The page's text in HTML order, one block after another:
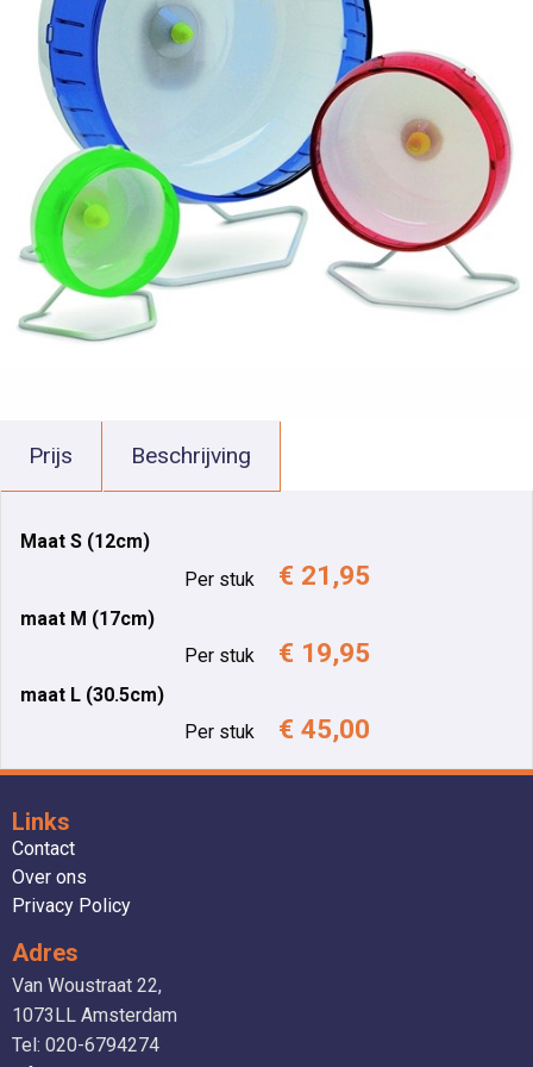
Prijs Beschrijving
Maat S (12cm)
Per stuk
€ 21,95
maat M (17cm)
Per stuk
€ 19,95
maat L (30.5cm)
Per stuk
€ 45,00
Links
Contact
Over ons
Privacy Policy
Adres
Van Woustraat 22,
1073LL Amsterdam
Tel: 020-6794274